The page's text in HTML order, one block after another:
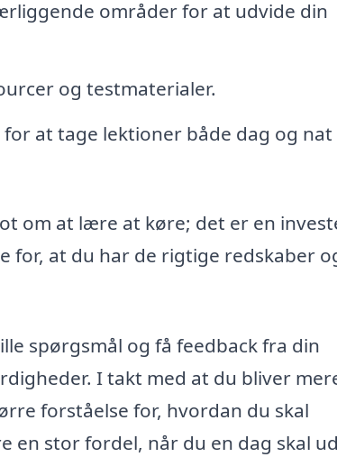
områder for at udvide din
og testmaterialer.
at tage lektioner både dag og
om at lære at køre; det er en
for, at du har de rigtige redskaber
spørgsmål og få feedback fra din
I takt med at du bliver
forståelse for, hvordan du skal
en stor fordel, når du en dag skal